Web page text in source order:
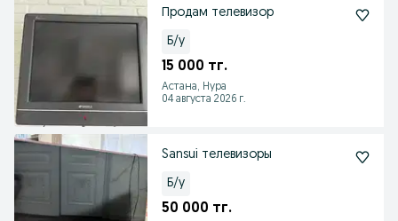
Продам телевизор
Б/у
15 000 тг.
Астана, Нура
04 августа 2026 г.
Sansui телевизоры
Б/у
50 000 тг.